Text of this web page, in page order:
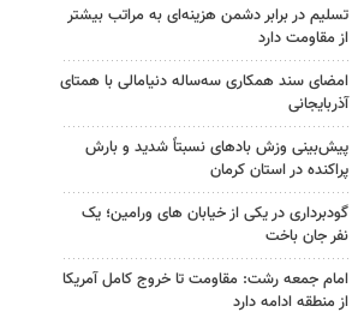
تسلیم در برابر دشمن هزینه‌ای به مراتب بیشتر
از مقاومت دارد
امضای سند همکاری سه‌ساله دنیامالی با همتای
آذربایجانی
پیش‌بینی وزش بادهای نسبتاً شدید و بارش
پراکنده در استان کرمان
گودبرداری در یکی از خیابان های ورامین؛ یک
نفر جان باخت
امام جمعه رشت: مقاومت تا خروج کامل آمریکا
از منطقه ادامه دارد